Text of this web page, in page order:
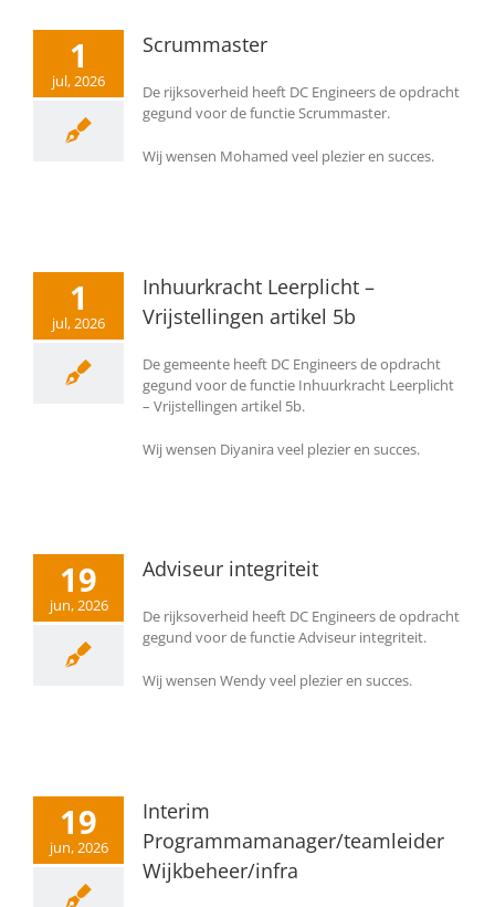
1
jul, 2026
Scrummaster
De rijksoverheid heeft DC Engineers de opdracht
gegund voor de functie Scrummaster.
Wij wensen Mohamed veel plezier en succes.
1
jul, 2026
Inhuurkracht Leerplicht –
Vrijstellingen artikel 5b
De gemeente heeft DC Engineers de opdracht
gegund voor de functie Inhuurkracht Leerplicht
– Vrijstellingen artikel 5b.
Wij wensen Diyanira veel plezier en succes.
19
jun, 2026
Adviseur integriteit
De rijksoverheid heeft DC Engineers de opdracht
gegund voor de functie Adviseur integriteit.
Wij wensen Wendy veel plezier en succes.
19
jun, 2026
Interim
Programmamanager/teamleider
Wijkbeheer/infra